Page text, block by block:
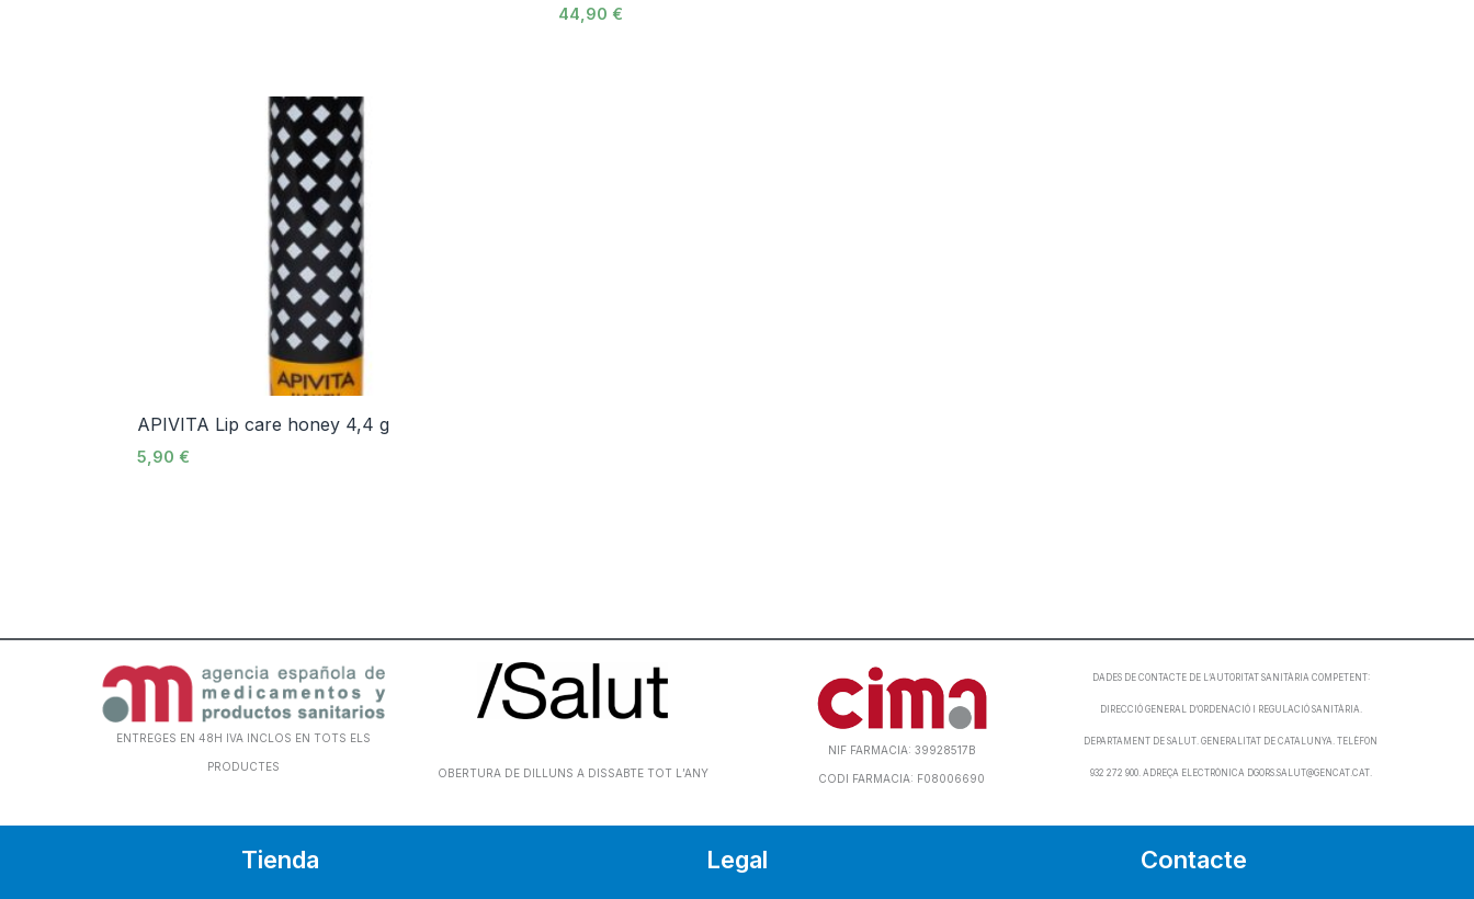
44,90 €
APIVITA Lip care honey 4,4 g
5,90 €
ENTREGES EN 48H IVA INCLOS EN TOTS ELS
PRODUCTES
OBERTURA DE DILLUNS A DISSABTE TOT L’ANY
NIF FARMACIA: 39928517B
CODI FARMACIA: F08006690
DADES DE CONTACTE DE L’AUTORITAT SANITÀRIA COMPETENT:
DIRECCIÓ GENERAL D’ORDENACIÓ I REGULACIÓ SANITÀRIA.
DEPARTAMENT DE SALUT. GENERALITAT DE CATALUNYA. TELÈFON
932 272 900. ADREÇA ELECTRÒNICA DGORS.SALUT@GENCAT.CAT.
Tienda Legal Contacte